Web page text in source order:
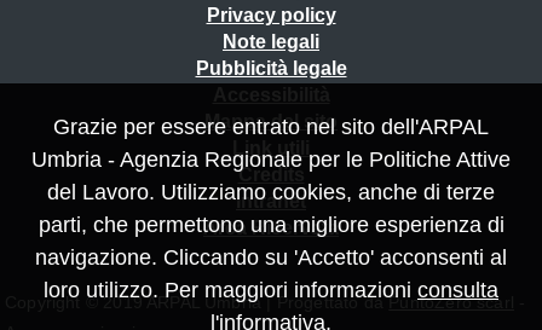
Privacy policy
Note legali
Pubblicità legale
Mappa del sito
Link utili
Credits
Intranet
Area Riservata
Copyright © 2019 ARPAL Umbria | Progettato daPuntoZero scarl
Grazie per essere entrato nel sito dell'ARPAL
Umbria - Agenzia Regionale per le Politiche Attive
del Lavoro. Utilizziamo cookies, anche di terze
parti, che permettono una migliore esperienza di
navigazione. Cliccando su 'Accetto' acconsenti al
loro utilizzo. Per maggiori informazioni consulta
l'informativa.